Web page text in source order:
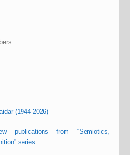
(1944-2026)
publications from “Semiotics,
series